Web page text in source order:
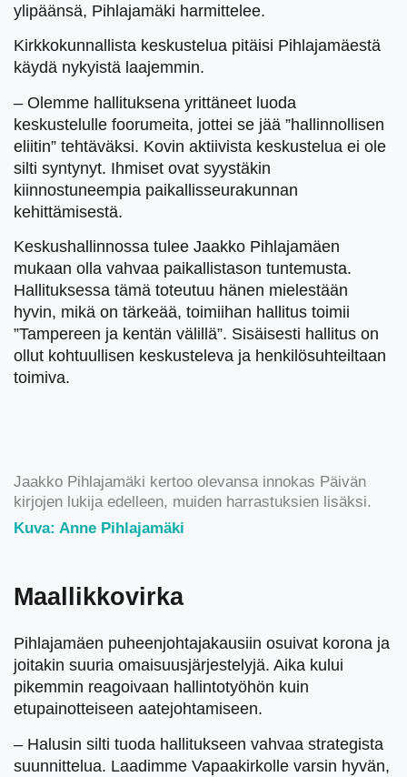
ylipäänsä, Pihlajamäki harmittelee.
Kirkkokunnallista keskustelua pitäisi Pihlajamäestä
käydä nykyistä laajemmin.
– Olemme hallituksena yrittäneet luoda
keskustelulle foorumeita, jottei se jää ”hallinnollisen
eliitin” tehtäväksi. Kovin aktiivista keskustelua ei ole
silti syntynyt. Ihmiset ovat syystäkin
kiinnostuneempia paikallisseurakunnan
kehittämisestä.
Keskushallinnossa tulee Jaakko Pihlajamäen
mukaan olla vahvaa paikallistason tuntemusta.
Hallituksessa tämä toteutuu hänen mielestään
hyvin, mikä on tärkeää, toimiihan hallitus toimii
”Tampereen ja kentän välillä”. Sisäisesti hallitus on
ollut kohtuullisen keskusteleva ja henkilösuhteiltaan
toimiva.
Jaakko Pihlajamäki kertoo olevansa innokas Päivän
kirjojen lukija edelleen, muiden harrastuksien lisäksi.
Kuva: Anne Pihlajamäki
Maallikkovirka
Pihlajamäen puheenjohtajakausiin osuivat korona ja
joitakin suuria omaisuusjärjestelyjä. Aika kului
pikemmin reagoivaan hallintotyöhön kuin
etupainotteiseen aatejohtamiseen.
– Halusin silti tuoda hallitukseen vahvaa strategista
suunnittelua. Laadimme Vapaakirkolle varsin hyvän,